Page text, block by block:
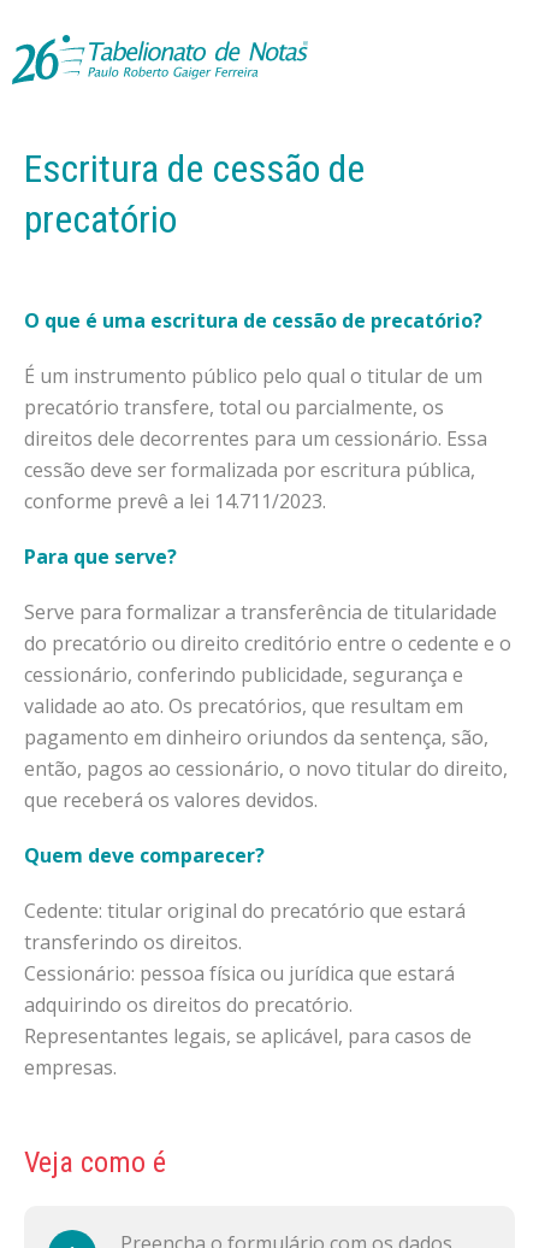
Escritura de cessão de
precatório
O que é uma escritura de cessão de precatório?
É um instrumento público pelo qual o titular de um
precatório transfere, total ou parcialmente, os
direitos dele decorrentes para um cessionário. Essa
cessão deve ser formalizada por escritura pública,
conforme prevê a lei 14.711/2023.
Para que serve?
Serve para formalizar a transferência de titularidade
do precatório ou direito creditório entre o cedente e o
cessionário, conferindo publicidade, segurança e
validade ao ato. Os precatórios, que resultam em
pagamento em dinheiro oriundos da sentença, são,
então, pagos ao cessionário, o novo titular do direito,
que receberá os valores devidos.
Quem deve comparecer?
Cedente: titular original do precatório que estará
transferindo os direitos.
Cessionário: pessoa física ou jurídica que estará
adquirindo os direitos do precatório.
Representantes legais, se aplicável, para casos de
empresas.
Veja como é